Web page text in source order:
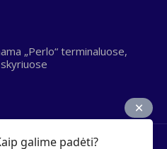
„Perlo“ terminaluose,
galime padėti?